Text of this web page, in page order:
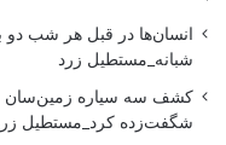
انسان‌ها در قبل هر شب دو
شبانه_مستطیل زرد
کشف سه سیاره زمین‌سان
شگفت‌زده کرد_مستطیل